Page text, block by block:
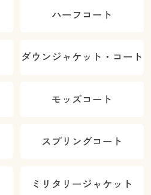
ハーフコート
ダウンジャケット・コート
モッズコート
スプリングコート
ミリタリージャケット